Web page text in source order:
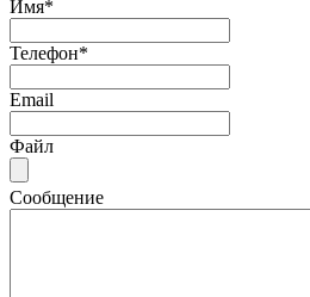
Имя*
Телефон*
Email
Файл
Сообщение